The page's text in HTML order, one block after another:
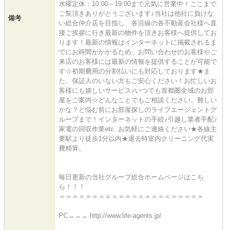
備考
水曜定休：10:00～19:00まで元気に営業中！ここまで
ご覧頂きありがとうございます♪当社は他社に負けな
い総合仲介店を目指し、各沿線の各不動産会社様へ直
接ご挨拶に行き最新の物件を頂きお客様へ提供してお
ります！最新の情報はインターネットに掲載されるま
でにお時間がかかるため、お問い合わせのお客様やご
来店のお客様には最新の情報を提供することが可能で
す☆初期費用の分割払いにも対応しております★ま
た、保証人のいない方もご安心ください！お忙しいお
客様にも嬉しいサービス♪いつでも首都圏全域のお部
屋をご案内☆どんなことでもご相談ください。難しい
かな？と悩む前にお部屋探しのライフエージェントグ
ループまで！インターネットの手続♪引越し業者手配♪
家電の回収作業etc..お気軽にご連絡ください★各線主
要駅より徒歩1分以内★退去時室内クリーニング代実
費精算。
毎日更新の当社グループ総合ホームページはこち
ら！！！
＝＝＝＝＝＝＝＝＝＝＝＝＝＝＝＝＝＝＝＝＝＝
PC→→→ http://www.life-agents.jp/